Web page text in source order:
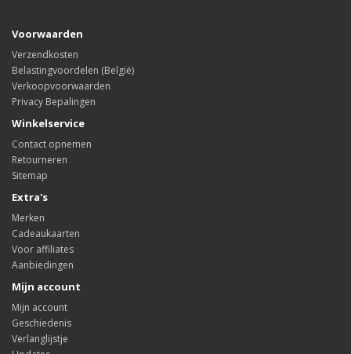
Voorwaarden
Verzendkosten
Belastingvoordelen (België)
Verkoopvoorwaarden
Privacy Bepalingen
Winkelservice
Contact opnemen
Retourneren
Sitemap
Extra's
Merken
Cadeaukaarten
Voor affiliates
Aanbiedingen
Mijn account
Mijn account
Geschiedenis
Verlanglijstje